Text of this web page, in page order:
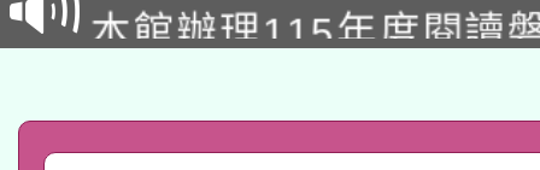
招)
本館辦理115年度閱讀
礎課程
A3數位素養講師名單